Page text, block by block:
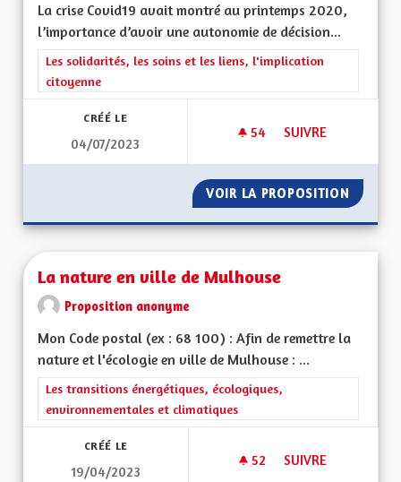
La crise Covid19 avait montré au printemps 2020,
l’importance d’avoir une autonomie de décision...
Filtrer les résultats de la catégorie : Les solidarités, les soins
Les solidarités, les soins et les liens, l'implication
citoyenne
CRÉÉ LE
04/07/2023
54 54 ABONNÉS
SUIVRE
VOIR LA PROPOSITION LA
La nature en ville de Mulhouse
Proposition anonyme
Mon Code postal (ex : 68 100) : Afin de remettre la
nature et l'écologie en ville de Mulhouse : ...
Filtrer les résultats de la catégorie : Les transitions
Les transitions énergétiques, écologiques,
environnementales et climatiques
CRÉÉ LE
19/04/2023
52 52 ABONNÉS
SUIVRE